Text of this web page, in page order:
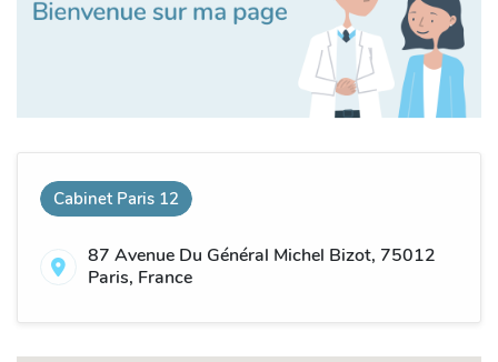
Cabinet Paris 12
87 Avenue Du Général Michel Bizot, 75012
Paris, France